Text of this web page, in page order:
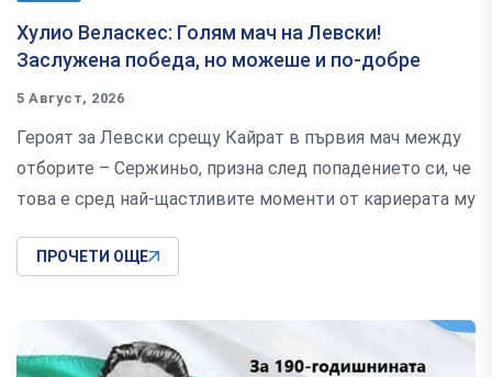
Хулио Веласкес: Голям мач на Левски!
Заслужена победа, но можеше и по-добре
5 Август, 2026
Героят за Левски срещу Кайрат в първия мач между
отборите – Сержиньо, призна след попадението си, че
това е сред най-щастливите моменти от кариерата му
ПРОЧЕТИ ОЩЕ